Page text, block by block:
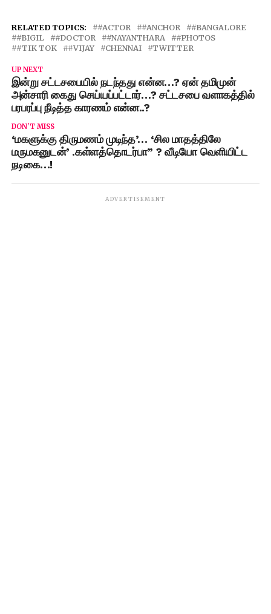
RELATED TOPICS: #ACTOR #ANCHOR
#BANGALORE
#BIGIL
#DOCTOR #NAYANTHARA
#PHOTOS
#TIK TOK
#VIJAY CHENNAI TWITTER
UP NEXT
இன்று சட்டசபையில் நடந்தது என்ன…? ஏன் தமிமுன்
அன்சாரி கைது செய்யப்பட்டார்…? சட்டசபை வளாகத்தில்
பரபரப்பு நீடித்த காரணம் என்ன..?
DON'T MISS
‘மகளுக்கு திருமணம் முடிந்த’… ‘சில மாதத்திலே
மருமகனுடன்’ .கள்ளத்தொடர்பா” ? வீடியோ வெளியிட்ட
நடிகை…!
ADVERTISEMENT